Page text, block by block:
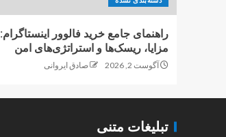
راهنمای جامع خرید فالوور اینستاگرام:
مزایا، ریسک‌ها و استراتژی‌های امن
آگوست 2, 2026 صادق ایروانی
تبلیغات متنی